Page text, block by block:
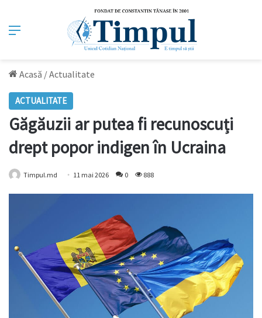
Meniu
Acasă /Actualitate
ACTUALITATE
Găgăuzii ar putea fi recunoscuți
drept popor indigen în Ucraina
Timpul.md 11 mai 2026 0 888